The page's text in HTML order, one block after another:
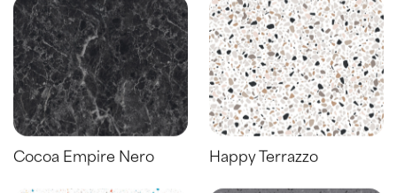
Cocoa Empire Nero Happy Terrazzo